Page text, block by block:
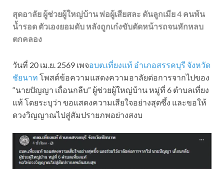
สุดอาลัย ผู้ช่วยผู้ใหญ่บ้าน พ่อผู้เสียสละ ดันลูกเมีย 4 คนพ้น
น้ำรอด ตัวเองยอมดับ หลังถูกเก๋งขับตัดหน้ารถจนหักหลบ
ตกคลอง
วันที่ 20 เม.ย. 2569 เพจอบต.เที่ยงแท้ อำเภอสรรคบุรี จังหวัด
ชัยนาท โพสต์ข้อความแสดงความอาลัยต่อการจากไปของ
“นายปัญญา เถื่อนกลีบ” ผู้ช่วยผู้ใหญ่บ้าน หมู่ที่ 6 ตำบลเที่ยง
แท้ โดยระบุว่า ขอแสดงความเสียใจอย่างสุดซึ้ง และขอให้
ดวงวิญญาณไปสู่สัมปรายภพอย่างสงบ